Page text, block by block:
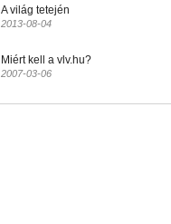
A világ tetején
2013-08-04
Miért kell a vlv.hu?
2007-03-06